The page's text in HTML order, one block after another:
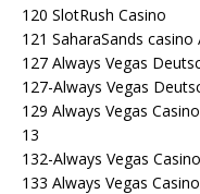
120 SlotRush Casino
121 SaharaSands casino
127 Always Vegas
127-Always Vegas
129 Always Vegas
13
132-Always Vegas Casino
133 Always Vegas